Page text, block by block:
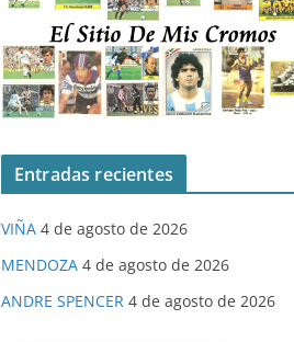
Entradas recientes
VIÑA 4 de agosto de 2026
MENDOZA 4 de agosto de 2026
ANDRE SPENCER 4 de agosto de 2026